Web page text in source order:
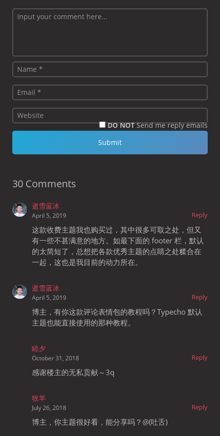
DO NOTSend me reply emails
30 Comments
逝雪蓝冰
Reply
April 5, 2019
这款收费主题我也购买过，其中很多可取之处，但又
有一些不甚满意的地方。如最下面的 footer 栏，默认
的太简短了，总想把各款优秀主题的点睛之处糅合在
一起，这也是我目前的动力所在。
逝雪蓝冰
Reply
April 5, 2019
博主，有你这款评论表情包的教程吗？Typecho 默认
主题也能直接使用的那种教程。
睦夕
Reply
October 31, 2018
感谢楼主的无私贡献～3q
牧羊
Reply
July 26, 2018
博主，你主题很好看，能分享吗？@(吐舌)